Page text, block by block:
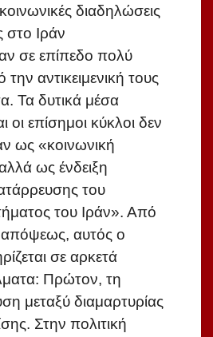
διαδηλώσεις
στο Ιράν
σε επίπεδο πολύ
αντικειμενική τους
Τα δυτικά μέσα
οι επίσημοι κύκλοι δεν
ως «κοινωνική
ως ένδειξη
του
του Ιράν». Από
απόψεως, αυτός ο
σε αρκετά
Πρώτον, τη
μεταξύ διαμαρτυρίας
Στην πολιτική